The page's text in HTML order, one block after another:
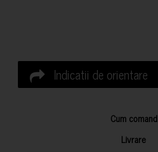
Indicatii de orientare
Cum comand
Livrare